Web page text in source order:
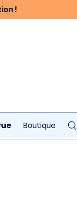
!
Boutique